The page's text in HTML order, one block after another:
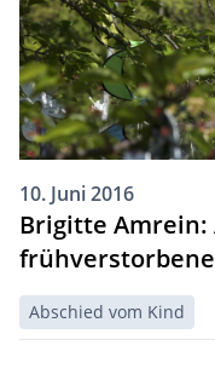
10. Juni 2016
Brigitte
Abschied vom Kind